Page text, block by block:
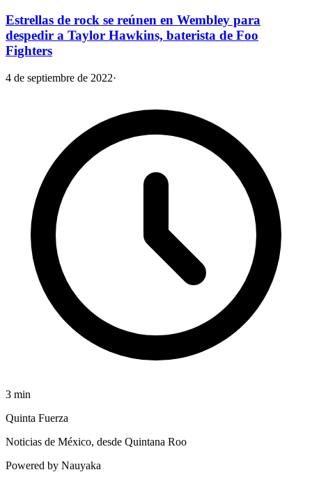
Estrellas de rock se reúnen en Wembley para
despedir a Taylor Hawkins, baterista de Foo
Fighters
4 de septiembre de 2022·
3 min
Quinta Fuerza
Noticias de México, desde Quintana Roo
Powered by Nauyaka